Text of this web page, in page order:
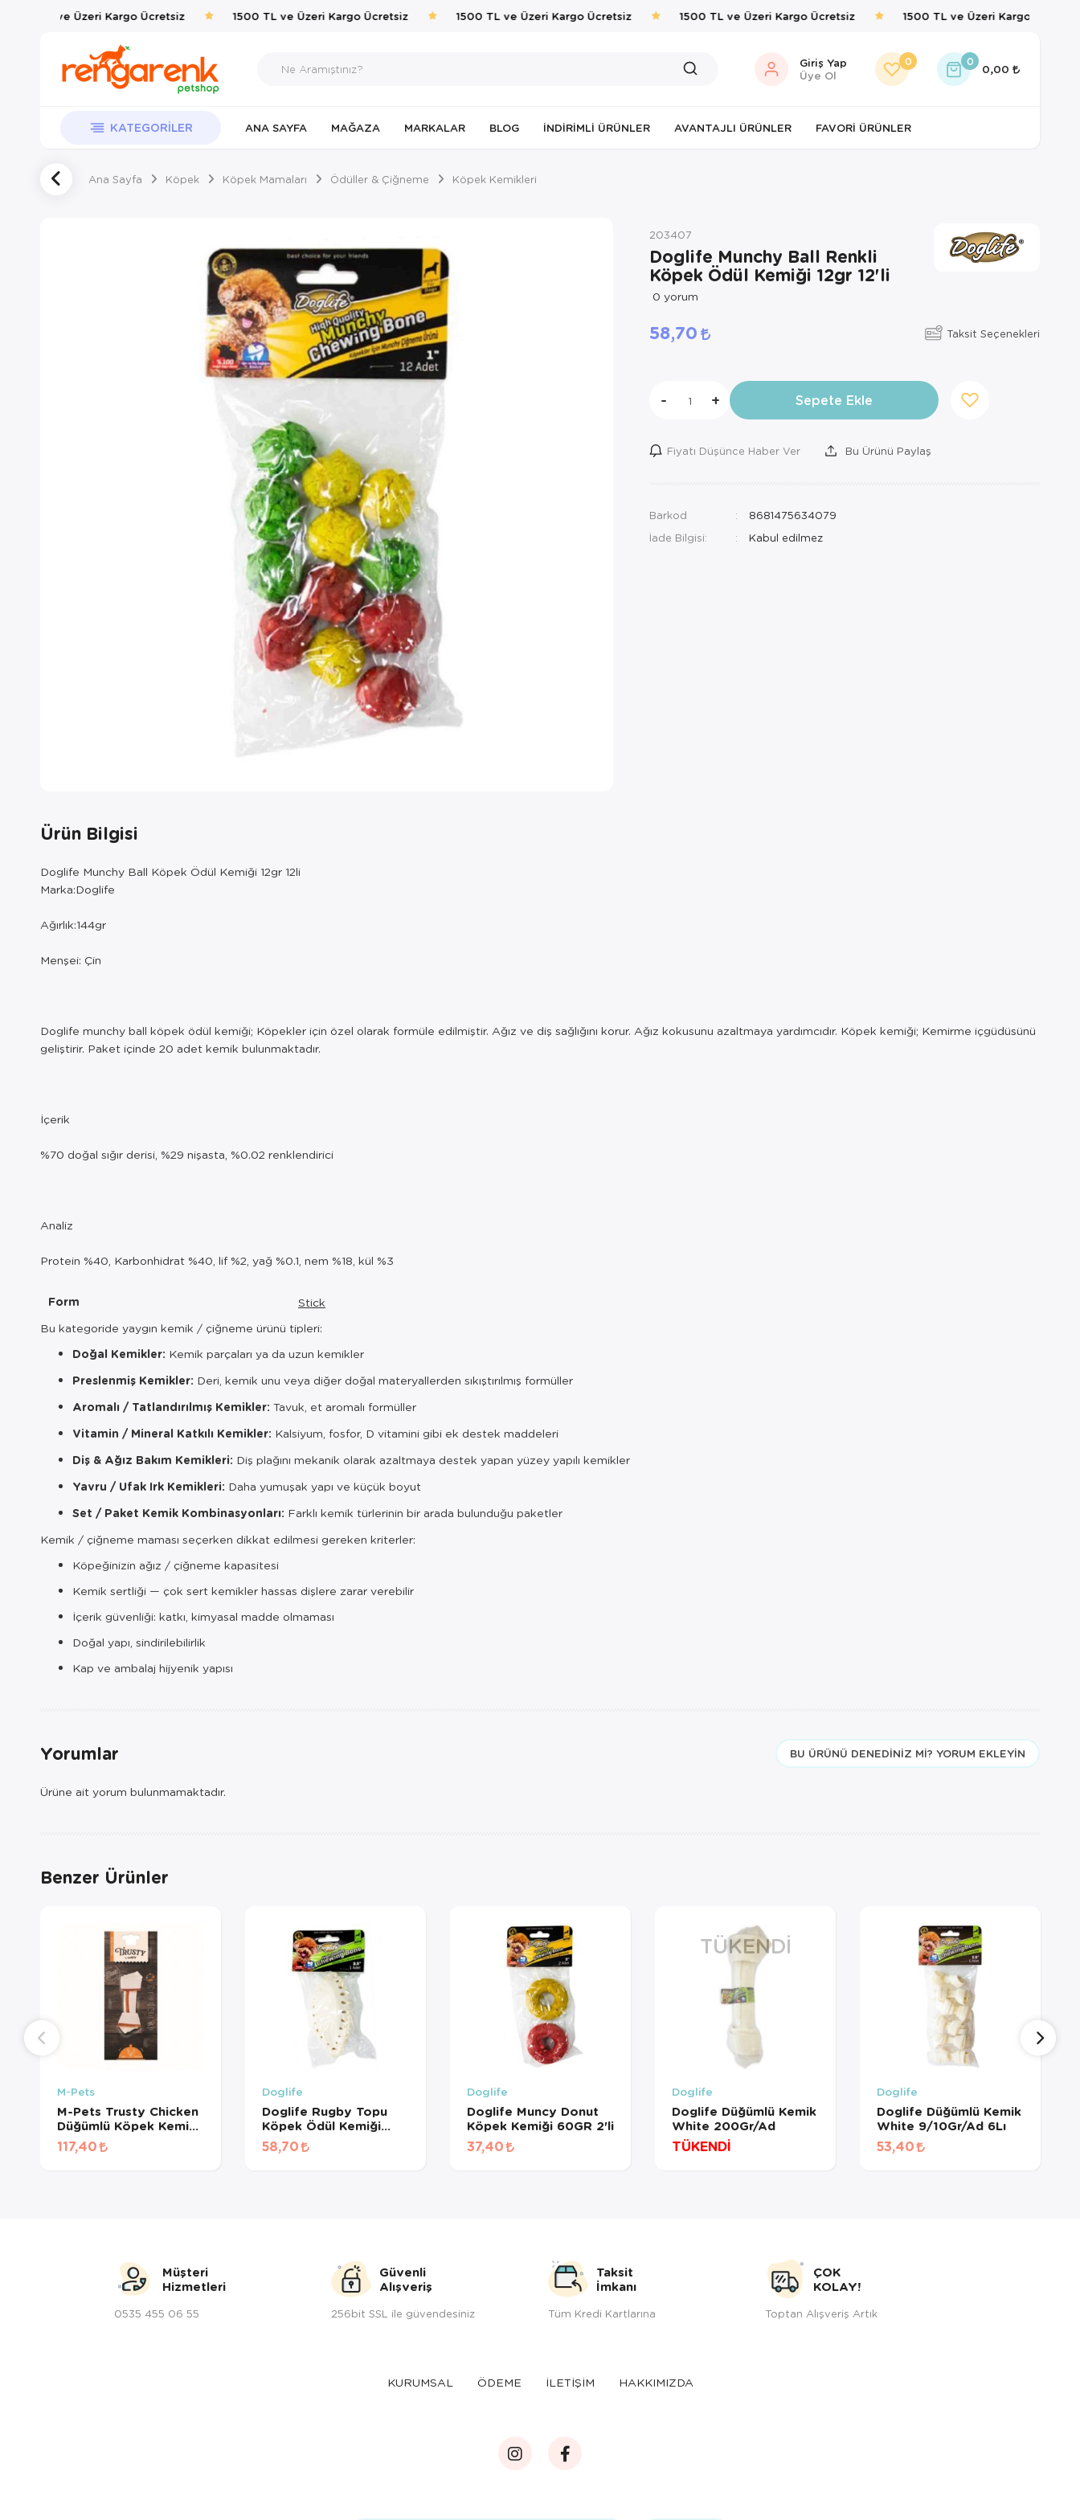
TL ve Üzeri Kargo Ücretsiz 1500 TL ve Üzeri Kargo Ücretsiz 1500 TL ve Üzeri Kargo Ücretsiz 1500 TL ve Üzeri Kargo Ücretsiz 1500 TL ve Üzeri Kargo Ücretsiz
Giriş Yap
Üye Ol
0 0
0,00
KATEGORILER ANA SAYFA MAĞAZA MARKALAR BLOG İNDIRIMLI ÜRÜNLER AVANTAJLI ÜRÜNLER FAVORI ÜRÜNLER
Ana Sayfa Köpek Köpek Mamaları Ödüller & Çiğneme Köpek Kemikleri
203407
Doglife Munchy Ball Renkli
Köpek Ödül Kemiği 12gr 12'li
0 yorum
58,70 Taksit Seçenekleri
- + Sepete Ekle
Fiyatı Düşünce Haber Ver Bu Ürünü Paylaş
Barkod
8681475634079
İade Bilgisi:
Ürün Bilgisi
Doglife Munchy Ball Köpek Ödül Kemiği 12gr 12li
Marka:Doglife
Ağırlık:144gr
Menşei: Çin
Doglife munchy ball köpek ödül kemiği; Köpekler için özel olarak formüle edilmiştir. Ağız ve diş sağlığını korur. Ağız kokusunu azaltmaya yardımcıdır. Köpek kemiği; Kemirme içgüdüsünü
geliştirir. Paket içinde 20 adet kemik bulunmaktadır.
İçerik
%70 doğal sığır derisi, %29 nişasta, %0.02 renklendirici
Analiz
Protein %40, Karbonhidrat %40, lif %2, yağ %0.1, nem %18, kül %3
Form
Stick
Bu kategoride yaygın kemik / çiğneme ürünü tipleri:
Doğal Kemikler: Kemik parçaları ya da uzun kemikler
Preslenmiş Kemikler: Deri, kemik unu veya diğer doğal materyallerden sıkıştırılmış formüller
Aromalı / Tatlandırılmış Kemikler: Tavuk, et aromalı formüller
Vitamin / Mineral Katkılı Kemikler: Kalsiyum, fosfor, D vitamini gibi ek destek maddeleri
Diş & Ağız Bakım Kemikleri: Diş plağını mekanik olarak azaltmaya destek yapan yüzey yapılı kemikler
Yavru / Ufak Irk Kemikleri: Daha yumuşak yapı ve küçük boyut
Set / Paket Kemik Kombinasyonları: Farklı kemik türlerinin bir arada bulunduğu paketler
Kemik / çiğneme maması seçerken dikkat edilmesi gereken kriterler:
Köpeğinizin ağız / çiğneme kapasitesi
Kemik sertliği — çok sert kemikler hassas dişlere zarar verebilir
İçerik güvenliği: katkı, kimyasal madde olmaması
Doğal yapı, sindirilebilirlik
Kap ve ambalaj hijyenik yapısı
Yorumlar BU ÜRÜNÜ DENEDINIZ MI? YORUM EKLEYIN
Ürüne ait yorum bulunmamaktadır.
Benzer Ürünler
M-Pets
M-Pets Trusty Chicken
Düğümlü Köpek Kemiği
12cm 45gr
117,40
Doglife
Doglife Rugby Topu
Köpek Ödül Kemiği
110Gr
58,70
Doglife
Doglife Muncy Donut
Köpek Kemiği 60GR 2'li
37,40
TÜKENDI
Doglife
Doglife Düğümlü Kemik
White 200Gr/Ad
TÜKENDİ
Doglife
Doglife Düğümlü Kemik
White 9/10Gr/Ad 6Lı
53,40
Müşteri
Hizmetleri
0535 455 06 55
Güvenli
Alışveriş
256bit SSL ile güvendesiniz
Taksit
İmkanı
Tüm Kredi Kartlarına
ÇOK
KOLAY!
Toptan Alışveriş Artık
KURUMSAL ÖDEME İLETİŞİM HAKKIMIZDA